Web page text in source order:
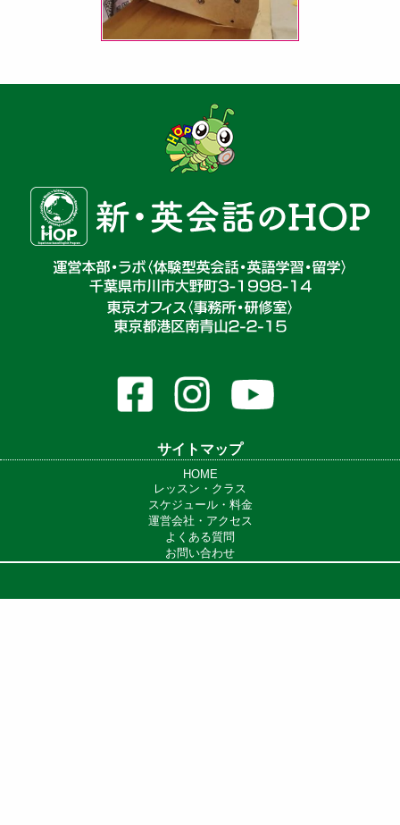
サイトマップ
HOME
レッスン・クラス
スケジュール・料金
運営会社・アクセス
よくある質問
お問い合わせ